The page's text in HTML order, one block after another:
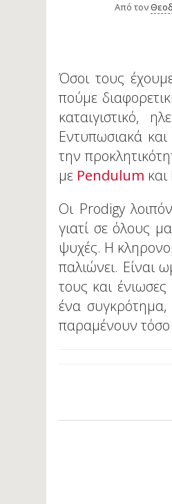
Από τον
Όσοι τους
πούμε
καταιγιστικό,
Εντυπωσιακά
την
με Pendulum
Οι Prodigy
γιατί σε όλους
ψυχές. Η
παλιώνει. Είναι
τους και
ένα
παραμένουν τόσο